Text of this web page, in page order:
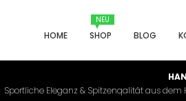
HOME
NEU
SHOP BLOG
Sportliche Eleganz & Spitzenqalität aus dem